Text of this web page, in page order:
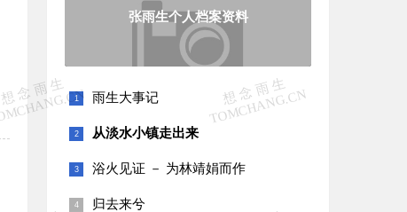
张雨生个人档案资料
雨生大事记
从淡水小镇走出来
浴火见证 － 为林靖娟而作
归去来兮